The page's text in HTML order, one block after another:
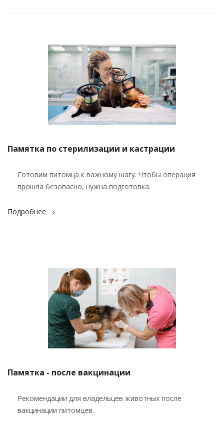
Памятка по стерилизации и кастрации
Готовим питомца к важному шагу. Чтобы операция
прошла безопасно, нужна подготовка.
Подробнее
Памятка - после вакцинации
Рекомендации для владельцев животных после
вакцинации питомцев.